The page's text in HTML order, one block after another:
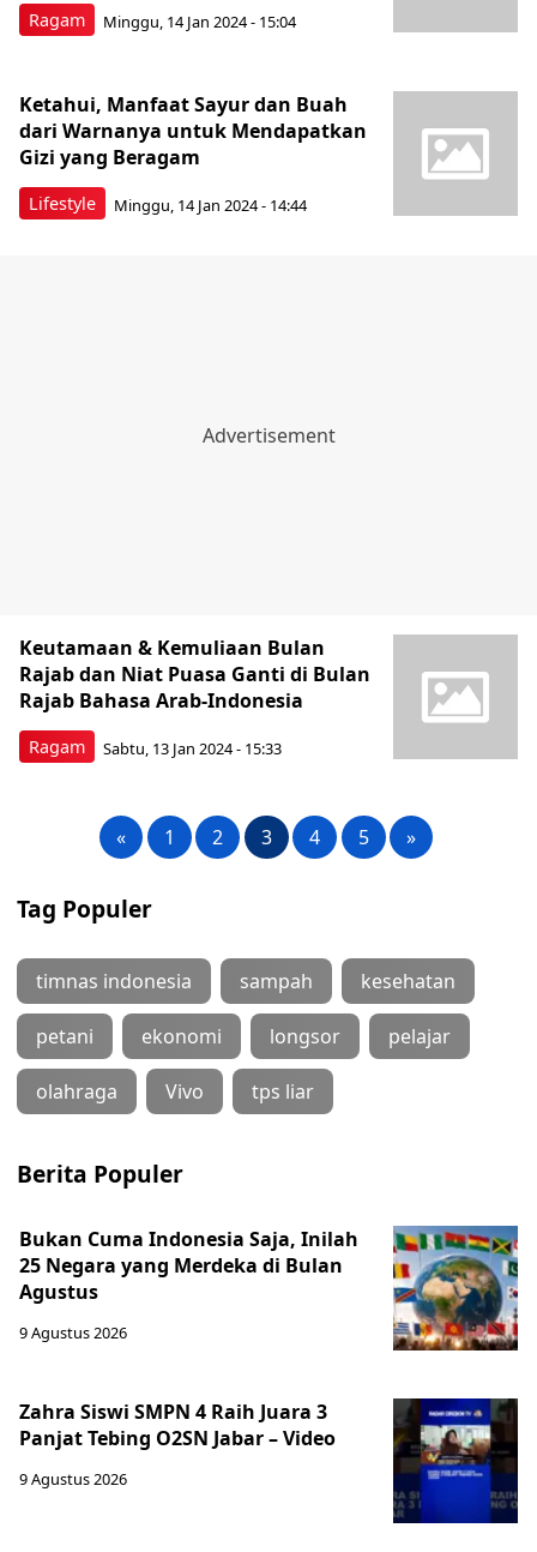
Ragam Minggu, 14 Jan 2024 - 15:04
Lifestyle
Ketahui, Manfaat Sayur dan Buah
dari Warnanya untuk Mendapatkan
Gizi yang Beragam
Minggu, 14 Jan 2024 - 14:44
Ragam
Keutamaan & Kemuliaan Bulan
Rajab dan Niat Puasa Ganti di Bulan
Rajab Bahasa Arab-Indonesia
Sabtu, 13 Jan 2024 - 15:33
« 1 2 3 4 5 »
Tag Populer
timnas indonesia sampah kesehatan
petani ekonomi longsor pelajar
olahraga Vivo tps liar
Berita Populer
Bukan Cuma Indonesia Saja, Inilah
25 Negara yang Merdeka di Bulan
Agustus
9 Agustus 2026
Zahra Siswi SMPN 4 Raih Juara 3
Panjat Tebing O2SN Jabar – Video
9 Agustus 2026